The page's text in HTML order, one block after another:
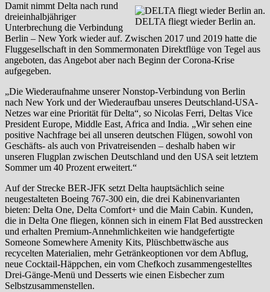
DELTA fliegt wieder Berlin an.
Damit nimmt Delta nach rund
dreieinhalbjähriger
Unterbrechung die Verbindung
Berlin – New York wieder auf. Zwischen 2017 und 2019 hatte die
Fluggesellschaft in den Sommermonaten Direktflüge von Tegel aus
angeboten, das Angebot aber nach Beginn der Corona-Krise
aufgegeben.
„Die Wiederaufnahme unserer Nonstop-Verbindung von Berlin
nach New York und der Wiederaufbau unseres Deutschland-USA-
Netzes war eine Priorität für Delta“, so Nicolas Ferri, Deltas Vice
President Europe, Middle East, Africa and India. „Wir sehen eine
positive Nachfrage bei all unseren deutschen Flügen, sowohl von
Geschäfts- als auch von Privatreisenden – deshalb haben wir
unseren Flugplan zwischen Deutschland und den USA seit letztem
Sommer um 40 Prozent erweitert.“
Auf der Strecke BER-JFK setzt Delta hauptsächlich seine
neugestalteten Boeing 767-300 ein, die drei Kabinenvarianten
bieten: Delta One, Delta Comfort+ und die Main Cabin. Kunden,
die in Delta One fliegen, können sich in einem Flat Bed ausstrecken
und erhalten Premium-Annehmlichkeiten wie handgefertigte
Someone Somewhere Amenity Kits, Plüschbettwäsche aus
recycelten Materialien, mehr Getränkeoptionen vor dem Abflug,
neue Cocktail-Häppchen, ein vom Chefkoch zusammengestelltes
Drei-Gänge-Menü und Desserts wie einen Eisbecher zum
Selbstzusammenstellen.